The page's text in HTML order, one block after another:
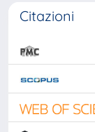
Citazioni